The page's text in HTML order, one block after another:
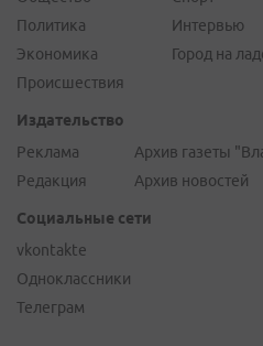
Политика
Экономика
Происшествия
Интервью
Город на
Издательство
Реклама
Редакция
Архив газеты
Архив новостей
Социальные сети
vkontakte
Одноклассники
Телеграм